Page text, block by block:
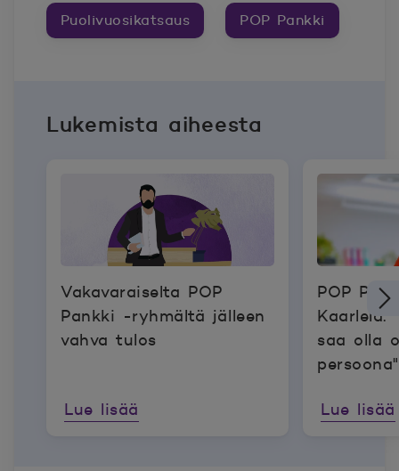
Puolivuosikatsaus POP Pankki
Lukemista aiheesta
Vakavaraiselta POP
Pankki -ryhmältä jälleen
vahva tulos
Lue lisää
POP
Kaarlela:
saa olla
persoona"
Lue lisää